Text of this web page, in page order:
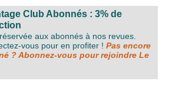
Club Abonnés : 3% de
aux abonnés à nos revues.
vous pour en profiter ! Pas encore
? Abonnez-vous pour rejoindre Le